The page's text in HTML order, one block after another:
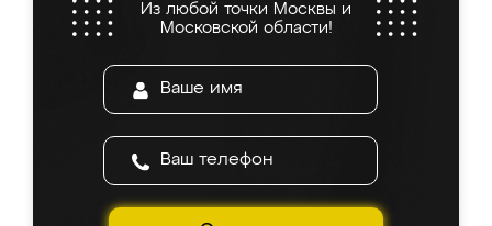
Из любой точки Москвы и
Московской области!